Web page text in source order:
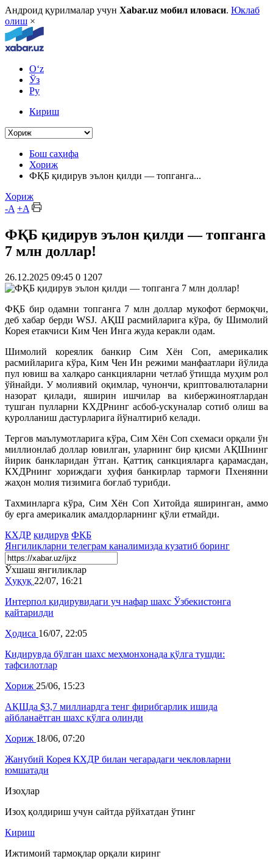
Андроид қурилмалар учун Xabar.uz мобил иловаси. Юклаб
олиш ×
O‘z
Ўз
Ру
Кириш
Бош саҳифа
Хориж
ФҚБ қидирув эълон қилди — топганга...
Хориж
-A +A
ФҚБ қидирув эълон қилди — топганга
7 млн доллар!
26.12.2025 09:45 0 1207
ФҚБ бир одамни топганга 7 млн доллар мукофот бермоқчи,
деб хабар берди WSJ. АҚШ расмийларига кўра, бу Шимолий
Корея етакчиси Ким Чен Инга жуда керакли одам.
Шимолий кореялик банкир Сим Хён Соп, америкалик
расмийларига кўра, Ким Чен Ин режими манфаатлари йўлида
пул ювиш ва халқаро санкцияларни четлаб ўтишда муҳим рол
ўйнайди. У молиявий оқимлар, чунончи, криптовалюталарни
назорат қилади, яширин ишчилар ва кибержиноятлардан
тушган пулларни КХДРнинг асбоб-ускуналар сотиб олиш ва
қуролланиш дастурларига йўналтириб келади.
Тергов маълумотларига кўра, Сим Хён Соп схемаси орқали ўн
миллионлаб доллар ювилган, уларнинг бир қисми АҚШнинг
йирик банкларидан ўтган. Қаттиқ санкцияларга қарамасдан,
КХДРнинг хориждаги хуфия банкирлар тармоғи Пхенянни
жаҳон молия тизимига боғлаб турибди.
Тахминларга кўра, Сим Хён Соп Хитойда яширинган, аммо
бу ерга америкалик амалдорларнинг қўли етмайди.
КХДР қидирув ФҚБ
Янгиликларни телеграм каналимизда кузатиб боринг
Ўхшаш янгиликлар
Ҳуқуқ 22/07, 16:21
Интерпол қидирувидаги уч нафар шахс Ўзбекистонга
қайтарилди
Ҳодиса 16/07, 22:05
Қидирувда бўлган шахс меҳмонхонада қўлга тушди:
тафсилотлар
Хориж 25/06, 15:23
АҚШда $3,7 миллиардга тенг фирибгарлик ишида
айбланаётган шахс қўлга олинди
Хориж 18/06, 07:20
Жанубий Корея КХДР билан чегарадаги чекловларни
юмшатади
Изоҳлар
Изоҳ қолдириш учун сайтда рўйхатдан ўтинг
Кириш
Ижтимоий тармоқлар орқали киринг